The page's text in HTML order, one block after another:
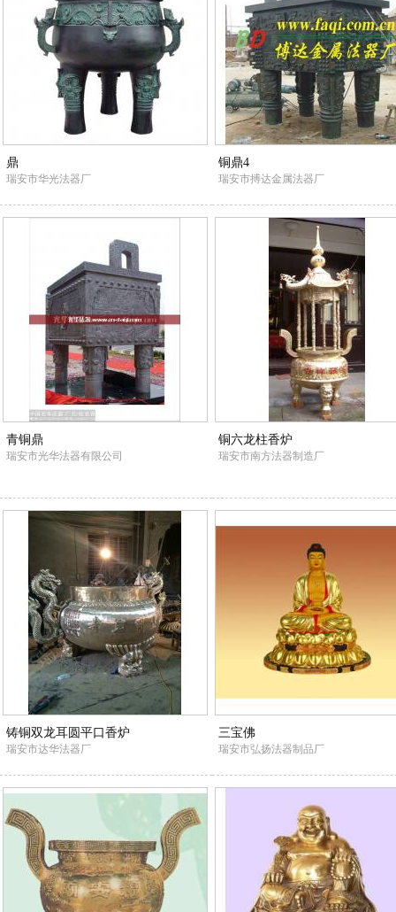
鼎
瑞安市华光法器厂
铜鼎4
瑞安市搏达金属法器厂
青铜鼎
瑞安市光华法器有限公司
铜六龙柱香炉
瑞安市南方法器制造厂
铸铜双龙耳圆平口香炉
瑞安市达华法器厂
三宝佛
瑞安市弘扬法器制品厂